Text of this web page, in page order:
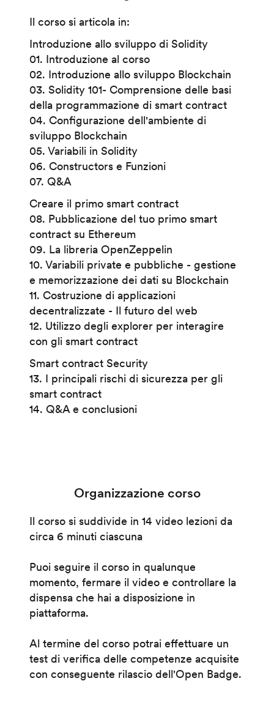
Il corso si articola in:
Introduzione allo sviluppo di Solidity
01. Introduzione al corso
02. Introduzione allo sviluppo Blockchain
03. Solidity 101- Comprensione delle basi
della programmazione di smart contract
04. Configurazione dell'ambiente di
sviluppo Blockchain
05. Variabili in Solidity
06. Constructors e Funzioni
07. Q&A
Creare il primo smart contract
08. Pubblicazione del tuo primo smart
contract su Ethereum
09. La libreria OpenZeppelin
10. Variabili private e pubbliche - gestione
e memorizzazione dei dati su Blockchain
11. Costruzione di applicazioni
decentralizzate - Il futuro del web
12. Utilizzo degli explorer per interagire
con gli smart contract
Smart contract Security
13. I principali rischi di sicurezza per gli
smart contract
14. Q&A e conclusioni
Organizzazione corso
Il corso si suddivide in 14 video lezioni da
circa 6 minuti ciascuna
Puoi seguire il corso in qualunque
momento, fermare il video e controllare la
dispensa che hai a disposizione in
piattaforma.
Al termine del corso potrai effettuare un
test di verifica delle competenze acquisite
con conseguente rilascio dell'Open Badge.